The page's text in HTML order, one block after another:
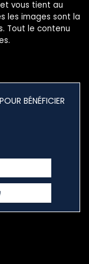
vous tient au
les images sont la
Tout le contenu
BÉNÉFICIER